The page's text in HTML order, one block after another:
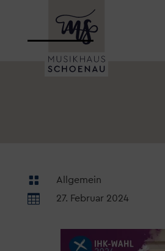
 Allgemein
 27. Februar 2024